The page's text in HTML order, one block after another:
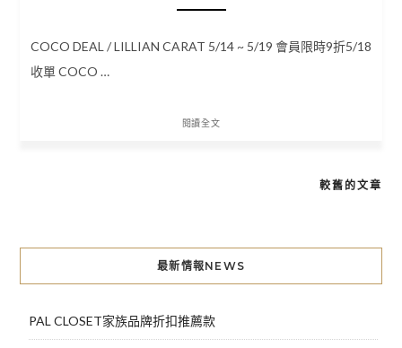
COCO DEAL / LILLIAN CARAT 5/14 ~ 5/19 會員限時9折5/18
收單 COCO …
閱讀全文
導
覽
較舊的文章
最新情報NEWS
PAL CLOSET家族品牌折扣推薦款